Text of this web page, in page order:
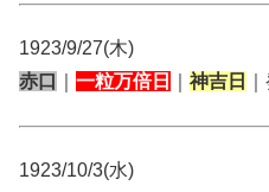
1923/9/27(木)
赤口
一粒万倍日 神吉日
1923/10/3(水)